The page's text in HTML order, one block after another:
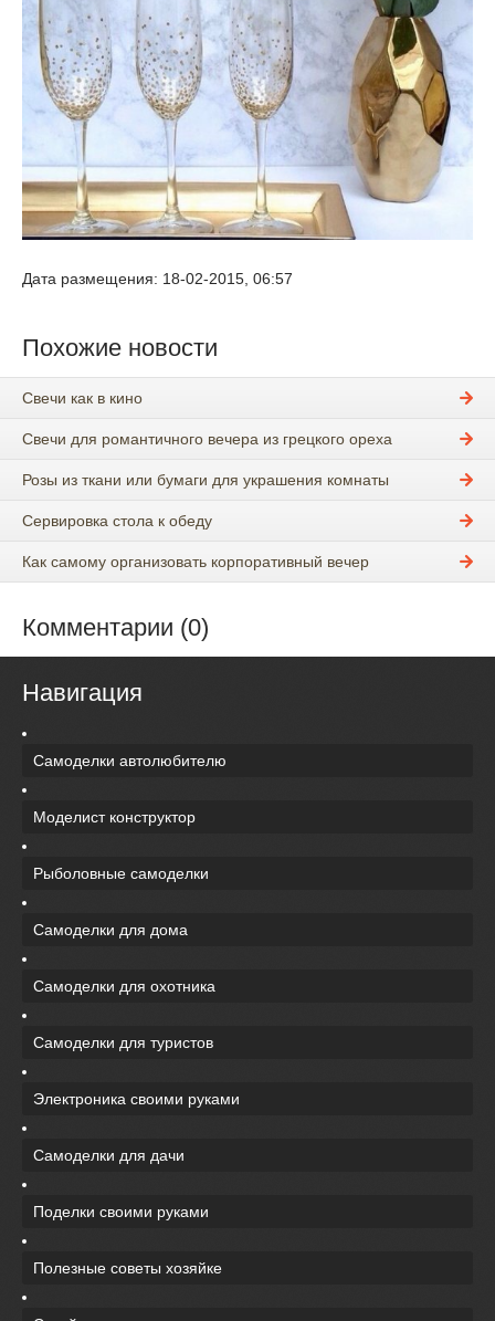
Дата размещения: 18-02-2015, 06:57
Похожие новости
Свечи как в кино
Свечи для романтичного вечера из грецкого ореха
Розы из ткани или бумаги для украшения комнаты
Сервировка стола к обеду
Как самому организовать корпоративный вечер
Комментарии (0)
Навигация
Самоделки автолюбителю
Моделист конструктор
Рыболовные самоделки
Самоделки для дома
Самоделки для охотника
Самоделки для туристов
Электроника своими руками
Самоделки для дачи
Поделки своими руками
Полезные советы хозяйке